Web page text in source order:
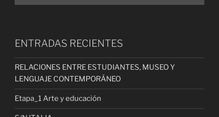
ENTRADAS RECIENTES
RELACIONES ENTRE ESTUDIANTES, MUSEO Y
LENGUAJE CONTEMPORÁNEO
Etapa_1 Arte y educación